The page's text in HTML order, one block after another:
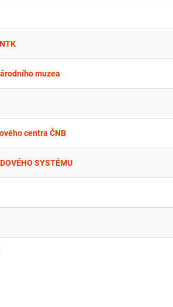
muzea
centra ČNB
SYSTÉMU